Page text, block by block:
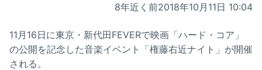
8年近く前2018年10月11日 10:04
11月16日に東京・新代田FEVERで映画「ハード・コア」
の公開を記念した音楽イベント「権藤右近ナイト」が開催
される。